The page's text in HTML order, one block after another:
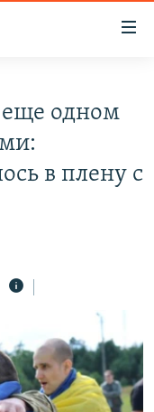
еще одном
в плену с